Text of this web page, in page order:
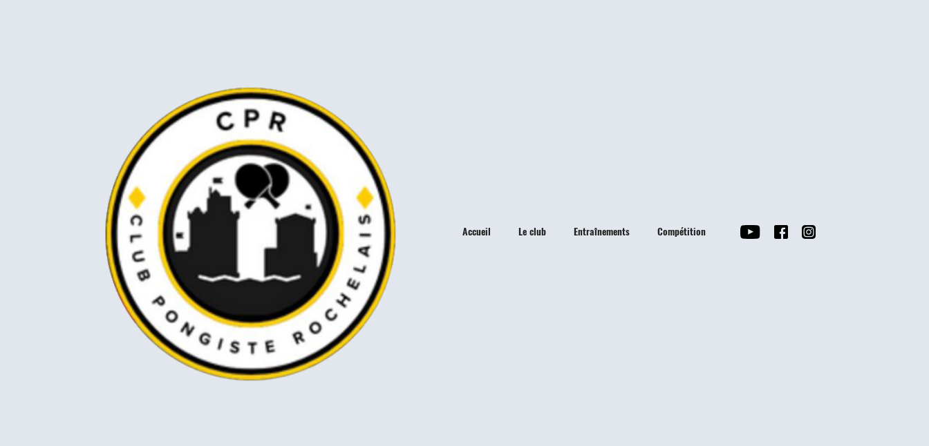
Accueil Le club Entraînements Compétition